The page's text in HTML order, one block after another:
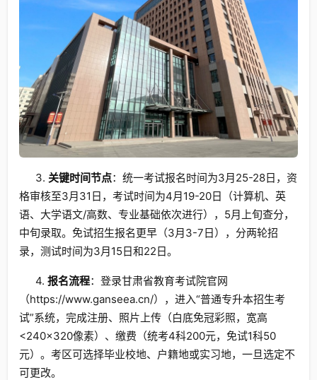
3. 关键时间节点：统一考试报名时间为3月25-28日，资
格审核至3月31日，考试时间为4月19-20日（计算机、英
语、大学语文/高数、专业基础依次进行），5月上旬查分，
中旬录取。免试招生报名更早（3月3-7日），分两轮招
录，测试时间为3月15日和22日。
4. 报名流程：登录甘肃省教育考试院官网
（https://www.ganseea.cn/），进入“普通专升本招生考
试”系统，完成注册、照片上传（白底免冠彩照，宽高
<240×320像素）、缴费（统考4科200元，免试1科50
元）。考区可选择毕业校地、户籍地或实习地，一旦选定不
可更改。